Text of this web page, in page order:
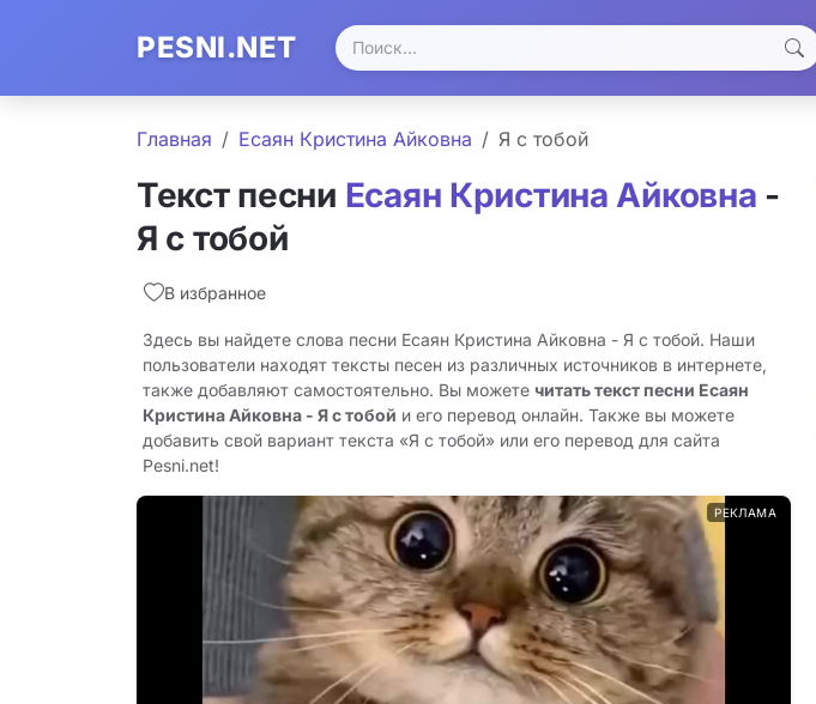
PESNI.NET
Главная Есаян Кристина Айковна Я с тобой
Текст песни Есаян Кристина Айковна -
Я с тобой
В избранное
Здесь вы найдете слова песни Есаян Кристина Айковна - Я с тобой. Наши
пользователи находят тексты песен из различных источников в интернете,
также добавляют самостоятельно. Вы можете читать текст песни Есаян
Кристина Айковна - Я с тобой и его перевод онлайн. Также вы можете
добавить свой вариант текста «Я с тобой» или его перевод для сайта
Pesni.net!
РЕКЛАМА